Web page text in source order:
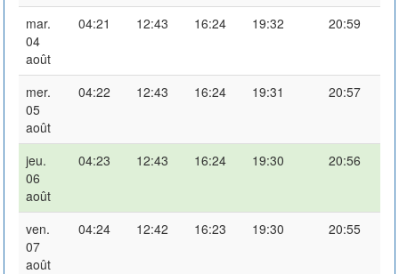
mar.
04
août
04:21 12:43 16:24 19:32 20:59
mer.
05
août
04:22 12:43 16:24 19:31 20:57
jeu.
06
août
04:23 12:43 16:24 19:30 20:56
ven.
07
août
04:24 12:42 16:23 19:30 20:55